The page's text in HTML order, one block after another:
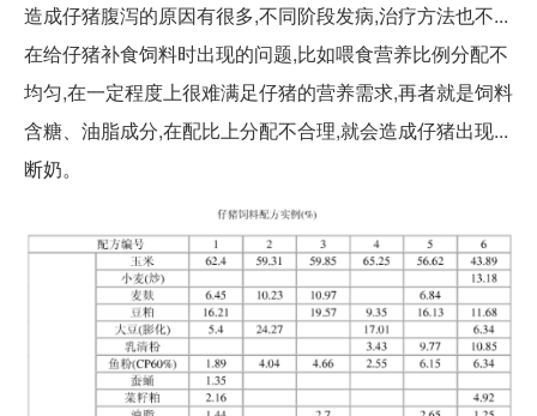
造成仔猪腹泻的原因有很多,不同阶段发病,治疗方法也不...
在给仔猪补食饲料时出现的问题,比如喂食营养比例分配不
均匀,在一定程度上很难满足仔猪的营养需求,再者就是饲料
含糖、油脂成分,在配比上分配不合理,就会造成仔猪出现...
断奶。